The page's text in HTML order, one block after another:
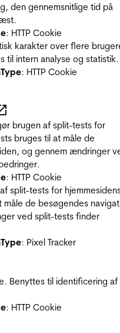
den gennemsnitlige tid på
: HTTP Cookie
karakter over flere
til intern analyse og statistik.
Type: HTTP Cookie
brugen af split-tests for
bruges til at måle de
og gennem ændringer
: HTTP Cookie
split-tests for
de besøgendes
ved split-tests finder
Type: Pixel Tracker
Benyttes til identificering af
: HTTP Cookie